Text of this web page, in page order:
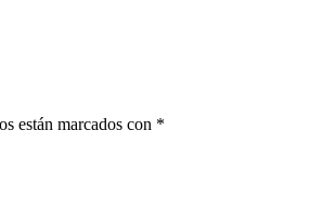
están marcados con *